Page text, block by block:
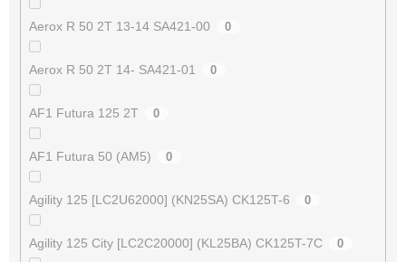
Aerox R 50 2T 13-14 SA421-00 0
Aerox R 50 2T 14- SA421-01 0
AF1 Futura 125 2T 0
AF1 Futura 50 (AM5) 0
Agility 125 [LC2U62000] (KN25SA) CK125T-6 0
Agility 125 City [LC2C20000] (KL25BA) CK125T-7C 0